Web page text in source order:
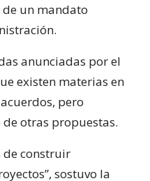
un mandato
anunciadas por el
existen materias en
pero
otras propuestas.
de construir
sostuvo la